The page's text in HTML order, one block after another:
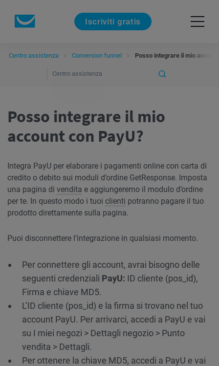
Iscriviti gratis
Centro assistenza Conversion funnel Posso integrare il mio
Posso integrare il mio
account con PayU?
Integra PayU per elaborare i pagamenti online con carta di
credito o debito sui moduli d’ordine GetResponse. Imposta
una pagina di vendita e aggiungeremo il modulo d’ordine
per te. In questo modo i tuoi clienti potranno pagare il tuo
prodotto direttamente sulla pagina.
Puoi disconnettere l’integrazione in qualsiasi momento.
Per connettere gli account, avrai bisogno delle
seguenti credenziali PayU: ID cliente (pos_id),
Firma e chiave MD5.
L’ID cliente (pos_id) e la firma si trovano nel tuo
account PayU. Per arrivarci, accedi a PayU e vai
su I miei negozi > Dettagli negozio > Punto
vendita > Dettagli.
Per ottenere la chiave MD5, accedi a PayU e vai